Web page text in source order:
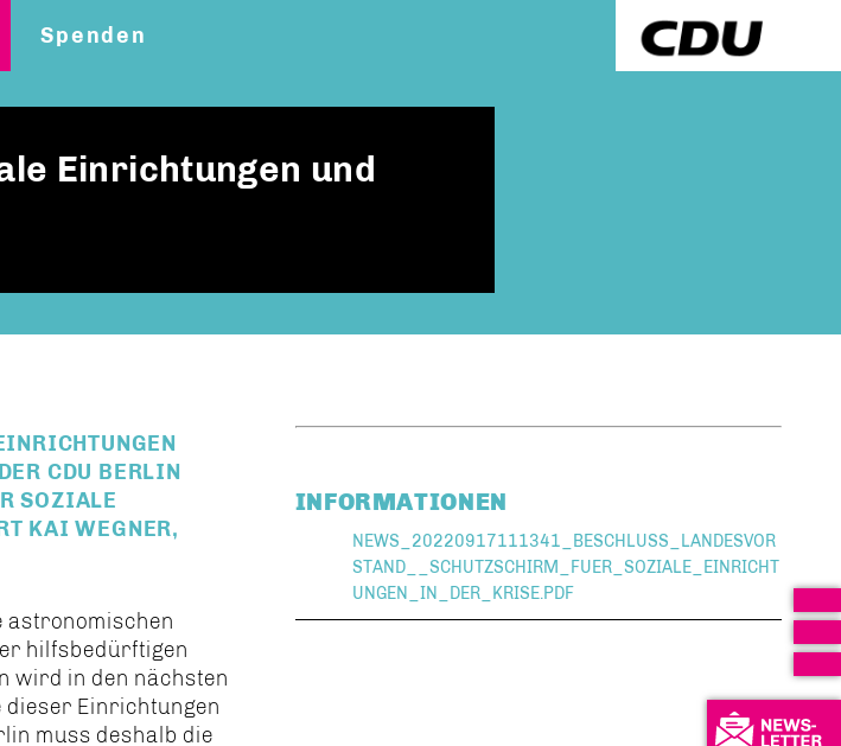
Spenden
Einrichtungen und
CDU BERLIN
SOZIALE
KAI WEGNER,
astronomischen
hilfsbedürftigen
wird in den nächsten
dieser Einrichtungen
muss deshalb die
INFORMATIONEN
NEWS_20220917111341_BESCHLUSS_LANDESVOR
STAND__SCHUTZSCHIRM_FUER_SOZIALE_EINRICHT
UNGEN_IN_DER_KRISE.PDF